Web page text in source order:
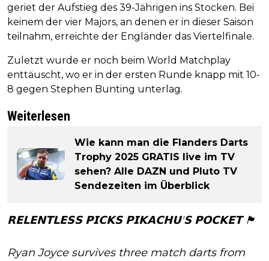
geriet der Aufstieg des 39-Jährigen ins Stocken. Bei
keinem der vier Majors, an denen er in dieser Saison
teilnahm, erreichte der Engländer das Viertelfinale.
Zuletzt wurde er noch beim World Matchplay
enttäuscht, wo er in der ersten Runde knapp mit 10-
8 gegen Stephen Bunting unterlag.
Weiterlesen
Wie kann man die Flanders Darts
Trophy 2025 GRATIS live im TV
sehen? Alle DAZN und Pluto TV
Sendezeiten im Überblick
𝗥𝗘𝗟𝗘𝗡𝗧𝗟𝗘𝗦𝗦 𝗣𝗜𝗖𝗞𝗦 𝗣𝗜𝗞𝗔𝗖𝗛𝗨'𝗦 𝗣𝗢𝗖𝗞𝗘𝗧 🏴󠁧󠁢󠁥󠁮󠁧󠁿
Ryan Joyce survives three match darts from